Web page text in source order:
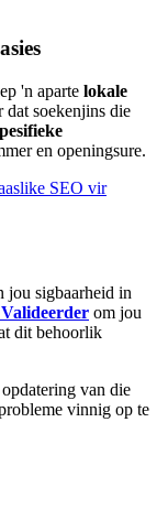
'n aparte lokale
soekenjins die
en openingsure.
SEO vir
jou sigbaarheid in
om jou
dit behoorlik
van die
vinnig op te